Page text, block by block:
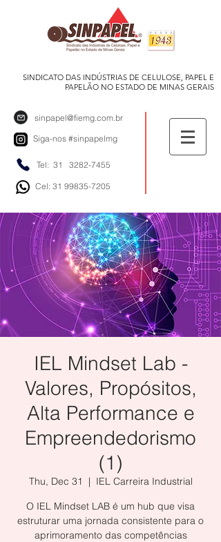
SINDICATO DAS INDÚSTRIAS DE CELULOSE, PAPEL E
PAPELÃO NO ESTADO DE MINAS GERAIS
sinpapel@fiemg.com.br
Siga-nos #sinpapelmg
Tel: 31 3282-7455
Cel: 31 99835-7205
IEL Mindset Lab -
Valores, Propósitos,
Alta Performance e
Empreendedorismo
(1)
Thu, Dec 31
  |
IEL Carreira Industrial
O IEL Mindset LAB é um hub que visa
estruturar uma jornada consistente para o
aprimoramento das competências